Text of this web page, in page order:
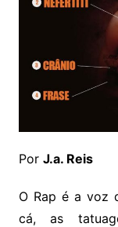
Por J.a. Reis
O Rap é a voz
cá, as